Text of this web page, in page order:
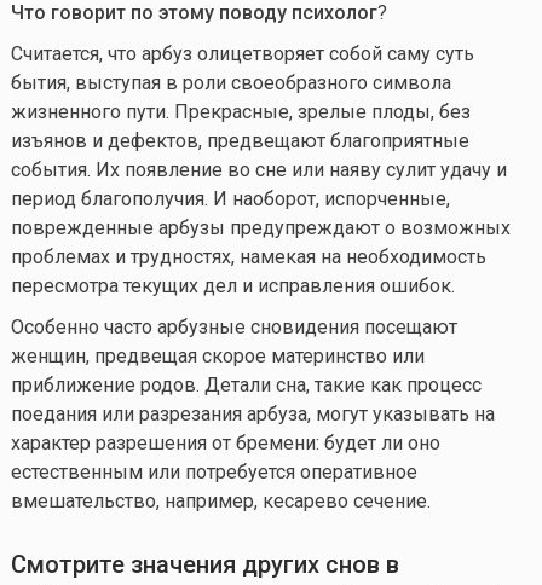
Что говорит по этому поводу психолог?
Считается, что арбуз олицетворяет собой саму суть
бытия, выступая в роли своеобразного символа
жизненного пути. Прекрасные, зрелые плоды, без
изъянов и дефектов, предвещают благоприятные
события. Их появление во сне или наяву сулит удачу и
период благополучия. И наоборот, испорченные,
поврежденные арбузы предупреждают о возможных
проблемах и трудностях, намекая на необходимость
пересмотра текущих дел и исправления ошибок.
Особенно часто арбузные сновидения посещают
женщин, предвещая скорое материнство или
приближение родов. Детали сна, такие как процесс
поедания или разрезания арбуза, могут указывать на
характер разрешения от бремени: будет ли оно
естественным или потребуется оперативное
вмешательство, например, кесарево сечение.
Смотрите значения других снов в